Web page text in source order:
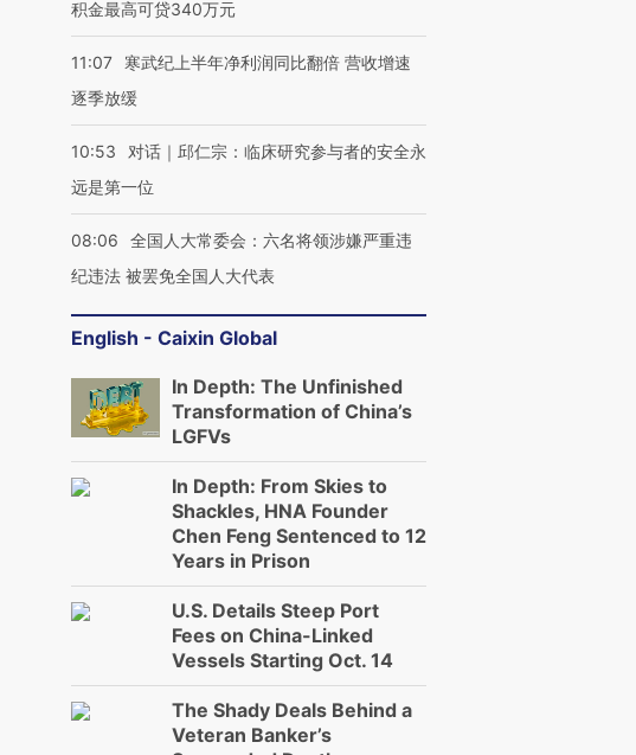
积金最高可贷340万元
11:07
寒武纪上半年净利润同比翻倍 营收增速
逐季放缓
10:53
对话｜邱仁宗：临床研究参与者的安全永
远是第一位
08:06
全国人大常委会：六名将领涉嫌严重违
纪违法 被罢免全国人大代表
English - Caixin Global
In Depth: The Unfinished
Transformation of China’s
LGFVs
In Depth: From Skies to
Shackles, HNA Founder
Chen Feng Sentenced to 12
Years in Prison
U.S. Details Steep Port
Fees on China-Linked
Vessels Starting Oct. 14
The Shady Deals Behind a
Veteran Banker’s